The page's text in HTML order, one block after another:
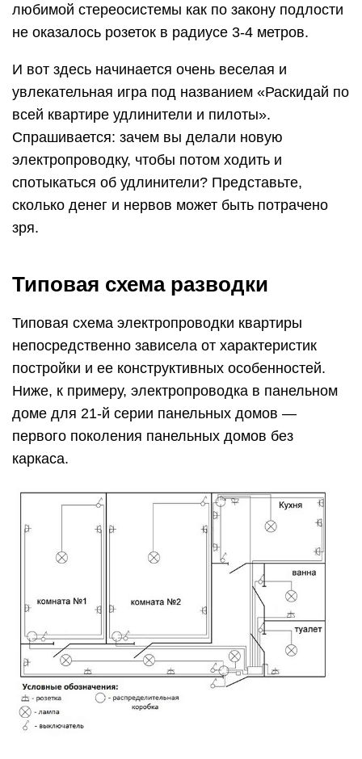
любимой стереосистемы как по закону подлости
не оказалось розеток в радиусе 3-4 метров.
И вот здесь начинается очень веселая и
увлекательная игра под названием «Раскидай по
всей квартире удлинители и пилоты».
Спрашивается: зачем вы делали новую
электропроводку, чтобы потом ходить и
спотыкаться об удлинители? Представьте,
сколько денег и нервов может быть потрачено
зря.
Типовая схема разводки
Типовая схема электропроводки квартиры
непосредственно зависела от характеристик
постройки и ее конструктивных особенностей.
Ниже, к примеру, электропроводка в панельном
доме для 21-й серии панельных домов —
первого поколения панельных домов без
каркаса.